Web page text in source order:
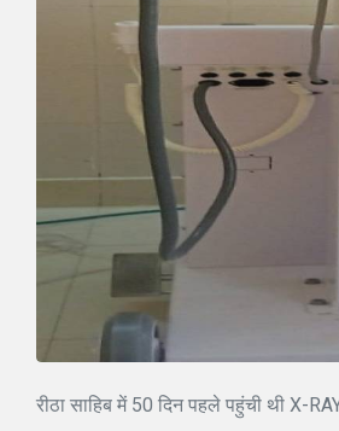
रीठा साहिब में 50 दिन पहले पहुंची थी X-